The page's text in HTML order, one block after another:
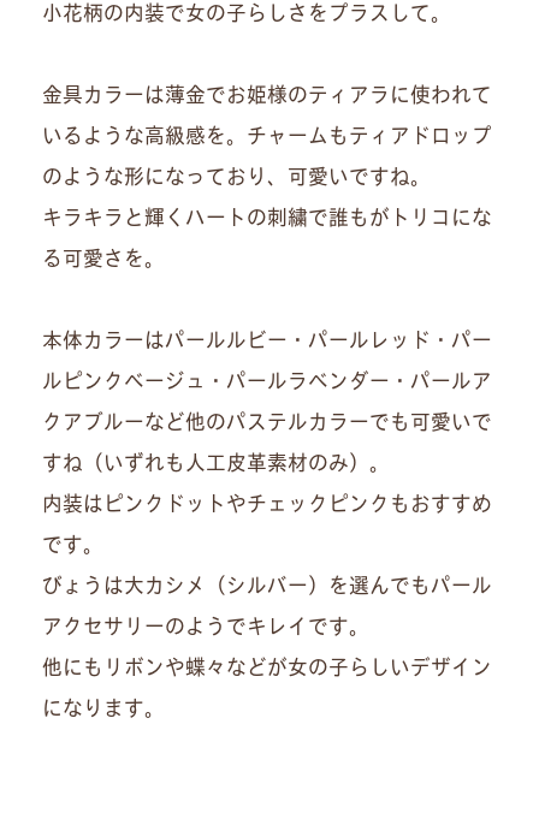
小花柄の内装で女の子らしさをプラスして。
金具カラーは薄金でお姫様のティアラに使われて
いるような高級感を。チャームもティアドロップ
のような形になっており、可愛いですね。
キラキラと輝くハートの刺繍で誰もがトリコにな
る可愛さを。
本体カラーはパールルビー・パールレッド・パー
ルピンクベージュ・パールラベンダー・パールア
クアブルーなど他のパステルカラーでも可愛いで
すね（いずれも人工皮革素材のみ）。
内装はピンクドットやチェックピンクもおすすめ
です。
びょうは大カシメ（シルバー）を選んでもパール
アクセサリーのようでキレイです。
他にもリボンや蝶々などが女の子らしいデザイン
になります。